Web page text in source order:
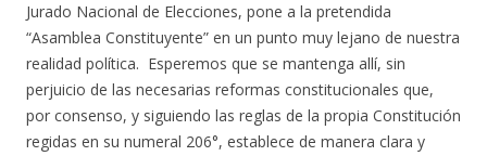
Jurado Nacional de Elecciones, pone a la pretendida
“Asamblea Constituyente” en un punto muy lejano de nuestra
realidad política. Esperemos que se mantenga allí, sin
perjuicio de las necesarias reformas constitucionales que,
por consenso, y siguiendo las reglas de la propia Constitución
regidas en su numeral 206°, establece de manera clara y